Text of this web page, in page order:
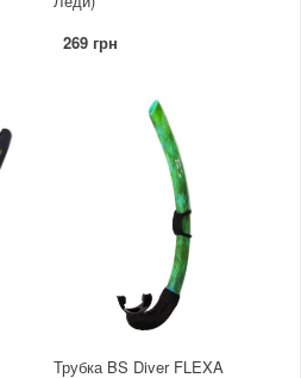
269 грн
Трубка BS Diver FLEXA